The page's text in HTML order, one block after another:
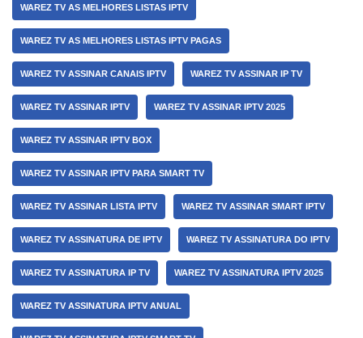
WAREZ TV AS MELHORES LISTAS IPTV
WAREZ TV AS MELHORES LISTAS IPTV PAGAS
WAREZ TV ASSINAR CANAIS IPTV WAREZ TV ASSINAR IP TV
WAREZ TV ASSINAR IPTV WAREZ TV ASSINAR IPTV 2025
WAREZ TV ASSINAR IPTV BOX
WAREZ TV ASSINAR IPTV PARA SMART TV
WAREZ TV ASSINAR LISTA IPTV WAREZ TV ASSINAR SMART IPTV
WAREZ TV ASSINATURA DE IPTV WAREZ TV ASSINATURA DO IPTV
WAREZ TV ASSINATURA IP TV WAREZ TV ASSINATURA IPTV 2025
WAREZ TV ASSINATURA IPTV ANUAL